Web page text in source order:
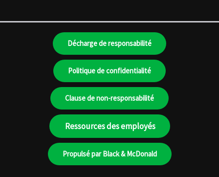
Décharge de responsabilité
Politique de confidentialité
Clause de non-responsabilité
Ressources des employés
Propulsé par Black & McDonald